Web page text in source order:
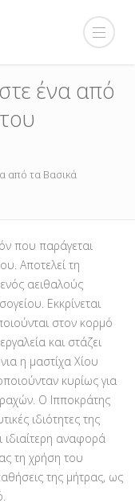
ένα από
από τα Βασικά
που παράγεται
Αποτελεί τη
αειθαλούς
Εκκρίνεται
στον κορμό
και στάζει
η μαστίχα Χίου
κυρίως για
O Ιπποκράτης
ιδιότητες της
ιδιαίτερη αναφορά
τη χρήση του
της μήτρας, ως